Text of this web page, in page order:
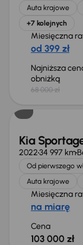
Auta krajowe
+7 kolejnych
Miesięczna
od 399 zł
Najniższa
obniżką
68 000 zł
Kia
202234 997 km
Od pierwszego
Auta krajowe
Miesięczna
na miarę
Cena
103 000 zł